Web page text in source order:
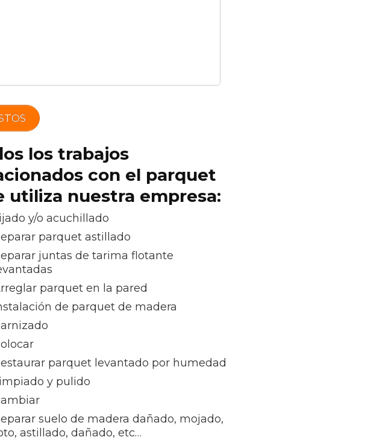
los trabajos
con el parquet
utiliza nuestra empresa:
y/o acuchillado
parquet astillado
juntas de tarima flotante
parquet en la pared
de parquet de madera
parquet levantado por humedad
y pulido
suelo de madera dañado, mojado,
astillado, dañado, etc…